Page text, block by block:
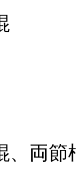
、両節